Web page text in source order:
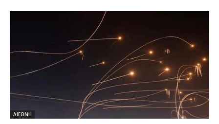
ΔΙΕΘΝΗ